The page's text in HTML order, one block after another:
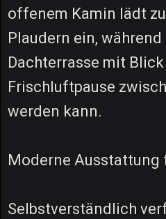
offenem Kamin lädt
Plaudern ein,
Dachterrasse mit
Frischluftpause
werden kann.
Moderne Ausstattung
Selbstverständlich